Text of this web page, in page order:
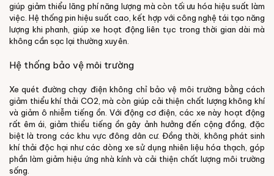
giúp giảm thiểu lãng phí năng lượng mà còn tối ưu hóa hiệu suất làm
việc. Hệ thống pin hiệu suất cao, kết hợp với công nghệ tái tạo năng
lượng khi phanh, giúp xe hoạt động liên tục trong thời gian dài mà
không cần sạc lại thường xuyên.
Hệ thống bảo vệ môi trường
Xe quét đường chạy điện không chỉ bảo vệ môi trường bằng cách
giảm thiểu khí thải CO2, mà còn giúp cải thiện chất lượng không khí
và giảm ô nhiễm tiếng ồn. Với động cơ điện, các xe này hoạt động
rất êm ái, giảm thiểu tiếng ồn gây ảnh hưởng đến cộng đồng, đặc
biệt là trong các khu vực đông dân cư. Đồng thời, không phát sinh
khí thải độc hại như các dòng xe sử dụng nhiên liệu hóa thạch, góp
phần làm giảm hiệu ứng nhà kính và cải thiện chất lượng môi trường
sống.